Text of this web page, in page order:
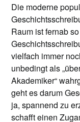
Die moderne
Raum ist fernab
vielfach immer
unbedingt als
Akademiker“
geht es darum
ja, spannend zu
schafft einen